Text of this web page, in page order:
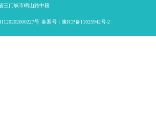
三门峡市崤山路中段
号 备案号：豫ICP备11025942号-2